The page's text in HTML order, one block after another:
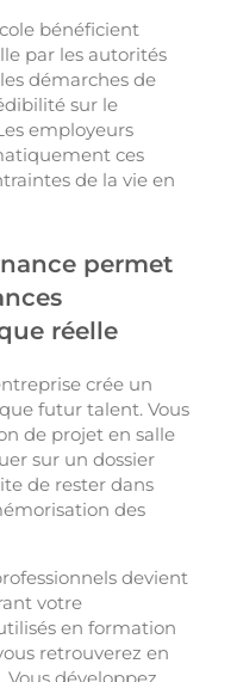
bénéficient
par les autorités
démarches de
sur le
employeurs
ces
de la vie en
permet
réelle
crée un
futur talent. Vous
de projet en salle
sur un dossier
de rester dans
des
devient
votre
en formation
retrouverez en